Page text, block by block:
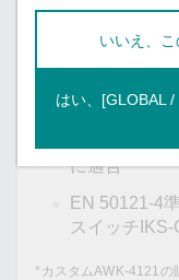
ニズム（300
屋外アプリ
TAP-6226**
に適合
EN 50121-4
スイッチ
*カスタムAWK-4121の
いいえ、こ
はい、[GLOBAL